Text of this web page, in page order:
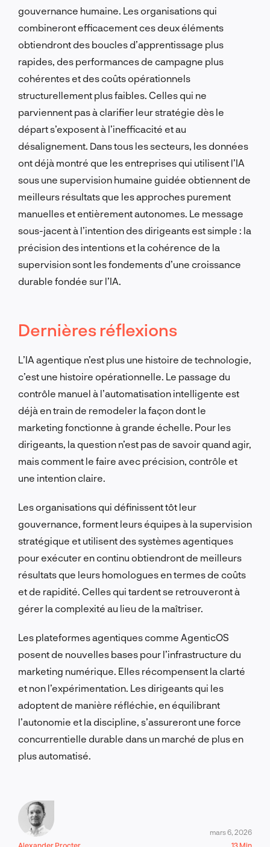
gouvernance humaine. Les organisations qui
combineront efficacement ces deux éléments
obtiendront des boucles d’apprentissage plus
rapides, des performances de campagne plus
cohérentes et des coûts opérationnels
structurellement plus faibles. Celles qui ne
parviennent pas à clarifier leur stratégie dès le
départ s’exposent à l’inefficacité et au
désalignement. Dans tous les secteurs, les données
ont déjà montré que les entreprises qui utilisent l’IA
sous une supervision humaine guidée obtiennent de
meilleurs résultats que les approches purement
manuelles et entièrement autonomes. Le message
sous-jacent à l’intention des dirigeants est simple : la
précision des intentions et la cohérence de la
supervision sont les fondements d’une croissance
durable fondée sur l’IA.
Dernières réflexions
L’IA agentique n’est plus une histoire de technologie,
c’est une histoire opérationnelle. Le passage du
contrôle manuel à l’automatisation intelligente est
déjà en train de remodeler la façon dont le
marketing fonctionne à grande échelle. Pour les
dirigeants, la question n’est pas de savoir quand agir,
mais comment le faire avec précision, contrôle et
une intention claire.
Les organisations qui définissent tôt leur
gouvernance, forment leurs équipes à la supervision
stratégique et utilisent des systèmes agentiques
pour exécuter en continu obtiendront de meilleurs
résultats que leurs homologues en termes de coûts
et de rapidité. Celles qui tardent se retrouveront à
gérer la complexité au lieu de la maîtriser.
Les plateformes agentiques comme AgenticOS
posent de nouvelles bases pour l’infrastructure du
marketing numérique. Elles récompensent la clarté
et non l’expérimentation. Les dirigeants qui les
adoptent de manière réfléchie, en équilibrant
l’autonomie et la discipline, s’assureront une force
concurrentielle durable dans un marché de plus en
plus automatisé.
Alexander Procter
mars 6, 2026
13 Min